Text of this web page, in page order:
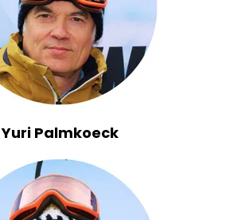
Yuri Palmkoeck